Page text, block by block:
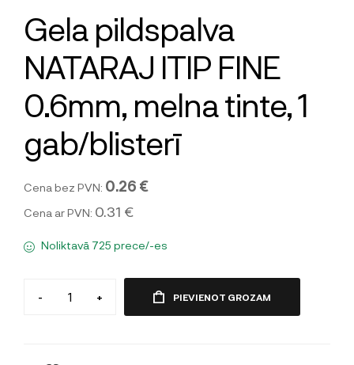
Gela pildspalva
NATARAJ ITIP FINE
0.6mm, melna tinte, 1
gab/blisterī
Cena bez PVN: 0.26 €
Cena ar PVN: 0.31 €
Noliktavā 725 prece/-es
- + PIEVIENOT GROZAM